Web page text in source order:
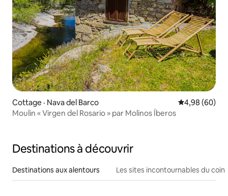
Cottage · Nava del Barco Note
4,98 (60)
Moulin « Virgen del Rosario » par Molinos Íberos
Destinations à découvrir
Destinations aux alentours Les sites incontournables du coin